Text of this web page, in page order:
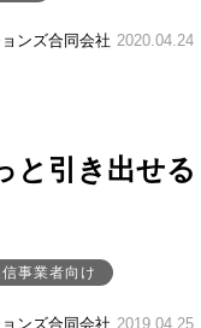
ンズ合同会社 2020.04.24
と引き出せ
事業者向け
ンズ合同会社 2019.04.25